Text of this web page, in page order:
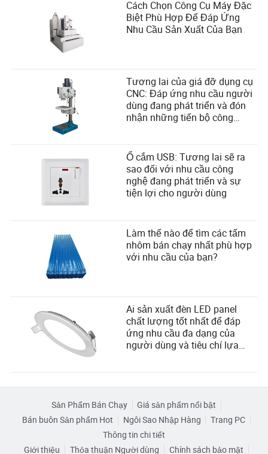
Cách Chọn Công Cụ Máy Đặc
Biệt Phù Hợp Để Đáp Ứng
Nhu Cầu Sản Xuất Của Bạn
Tương lai của giá đỡ dụng cụ
CNC: Đáp ứng nhu cầu người
dùng đang phát triển và đón
nhận những tiến bộ công
Ổ cắm USB: Tương lai sẽ ra
sao đối với nhu cầu công
nghệ đang phát triển và sự
tiện lợi cho người dùng
Làm thế nào để tìm các tấm
nhôm bán chạy nhất phù hợp
với nhu cầu của bạn?
Ai sản xuất đèn LED panel
chất lượng tốt nhất để đáp
ứng nhu cầu đa dạng của
người dùng và tiêu chí lựa
Sản Phẩm Bán Chạy
Giá sản phẩm nổi bật
Bán buôn Sản phẩm Hot
Ngôi Sao Nhập Hàng
Trang PC
Thông tin chi tiết
Giới thiệu
Thỏa thuận Người dùng Chính sách bảo mật